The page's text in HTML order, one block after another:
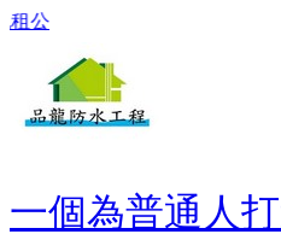
一個為普通人